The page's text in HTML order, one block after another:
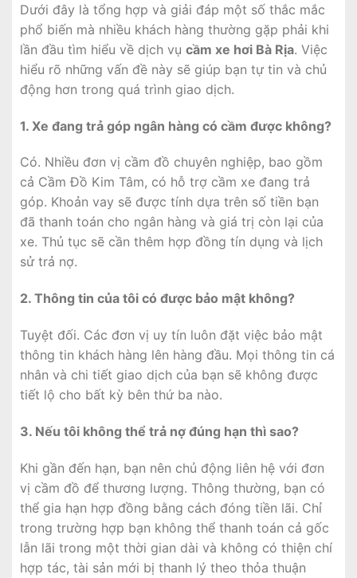
Dưới đây là tổng hợp và giải đáp một số thắc mắc
phổ biến mà nhiều khách hàng thường gặp phải khi
lần đầu tìm hiểu về dịch vụ cầm xe hơi Bà Rịa. Việc
hiểu rõ những vấn đề này sẽ giúp bạn tự tin và chủ
động hơn trong quá trình giao dịch.
1. Xe đang trả góp ngân hàng có cầm được không?
Có. Nhiều đơn vị cầm đồ chuyên nghiệp, bao gồm
cả Cầm Đồ Kim Tâm, có hỗ trợ cầm xe đang trả
góp. Khoản vay sẽ được tính dựa trên số tiền bạn
đã thanh toán cho ngân hàng và giá trị còn lại của
xe. Thủ tục sẽ cần thêm hợp đồng tín dụng và lịch
sử trả nợ.
2. Thông tin của tôi có được bảo mật không?
Tuyệt đối. Các đơn vị uy tín luôn đặt việc bảo mật
thông tin khách hàng lên hàng đầu. Mọi thông tin cá
nhân và chi tiết giao dịch của bạn sẽ không được
tiết lộ cho bất kỳ bên thứ ba nào.
3. Nếu tôi không thể trả nợ đúng hạn thì sao?
Khi gần đến hạn, bạn nên chủ động liên hệ với đơn
vị cầm đồ để thương lượng. Thông thường, bạn có
thể gia hạn hợp đồng bằng cách đóng tiền lãi. Chỉ
trong trường hợp bạn không thể thanh toán cả gốc
lẫn lãi trong một thời gian dài và không có thiện chí
hợp tác, tài sản mới bị thanh lý theo thỏa thuận